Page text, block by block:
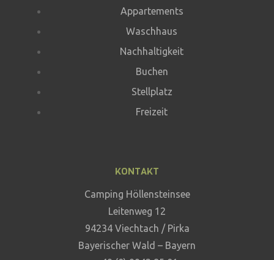
Appartements
Waschhaus
Nachhaltigkeit
Buchen
Stellplatz
Freizeit
KONTAKT
Camping Höllensteinsee
Leitenweg 12
94234 Viechtach / Pirka
Bayerischer Wald – Bayern